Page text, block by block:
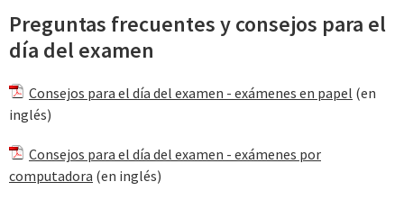
Preguntas frecuentes y consejos para el
día del examen
Consejos para el día del examen - exámenes en papel (en
inglés)
Consejos para el día del examen - exámenes por
computadora (en inglés)